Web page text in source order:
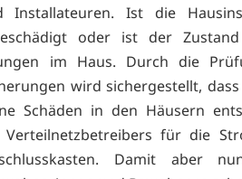
Installateuren. Ist die
oder ist der
im Haus. Durch die
wird sichergestellt,
Schäden in den Häusern
für die
Damit aber